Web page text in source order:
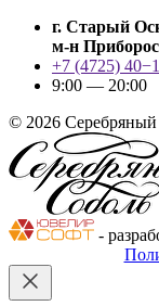
г. Старый
м-н
+7 (4725)
9:00 — 20:00
© 2026
-